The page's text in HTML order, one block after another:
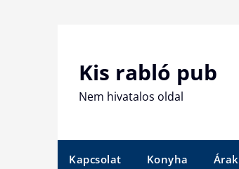
Kis rabló pub
Nem hivatalos oldal
Kapcsolat Konyha Árak